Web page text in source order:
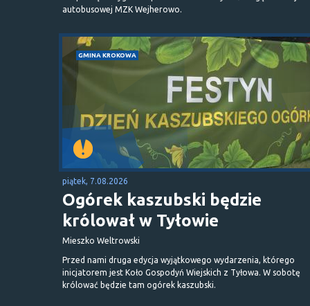
autobusowej MZK Wejherowo.
GMINA KROKOWA
piątek, 7.08.2026
Ogórek kaszubski będzie
królował w Tyłowie
Mieszko Weltrowski
Przed nami druga edycja wyjątkowego wydarzenia, którego
inicjatorem jest Koło Gospodyń Wiejskich z Tyłowa. W sobotę
królować będzie tam ogórek kaszubski.